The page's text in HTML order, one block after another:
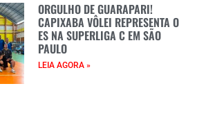
ORGULHO DE GUARAPARI!
CAPIXABA VÔLEI REPRESENTA O
ES NA SUPERLIGA C EM SÃO
PAULO
LEIA AGORA »